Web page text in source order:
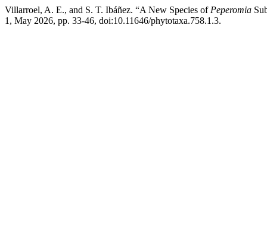
Villarroel, A. E., and S. T. Ibáñez. “A New Species of Peperomia
1, May 2026, pp. 33-46, doi:10.11646/phytotaxa.758.1.3.